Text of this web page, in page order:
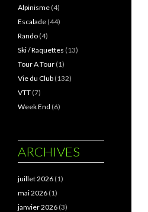
Alpinisme (4)
Escalade (44)
Rando (4)
Ski / Raquettes (13)
Tour A Tour (1)
Vie du Club (132)
VTT (7)
Week End (6)
ARCHIVES
juillet 2026 (1)
mai 2026 (1)
janvier 2026 (3)